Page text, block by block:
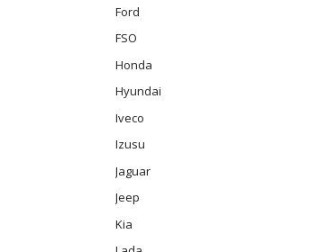
Ford
FSO
Honda
Hyundai
Iveco
Izusu
Jaguar
Jeep
Kia